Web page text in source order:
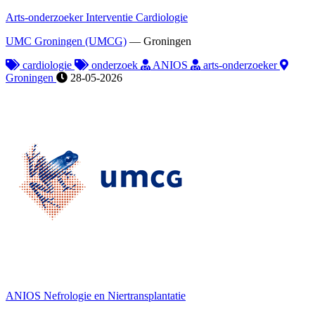
Arts-onderzoeker Interventie Cardiologie
UMC Groningen (UMCG) — Groningen
cardiologie
onderzoek ANIOS
arts-onderzoeker
Groningen
28-05-2026
ANIOS Nefrologie en Niertransplantatie